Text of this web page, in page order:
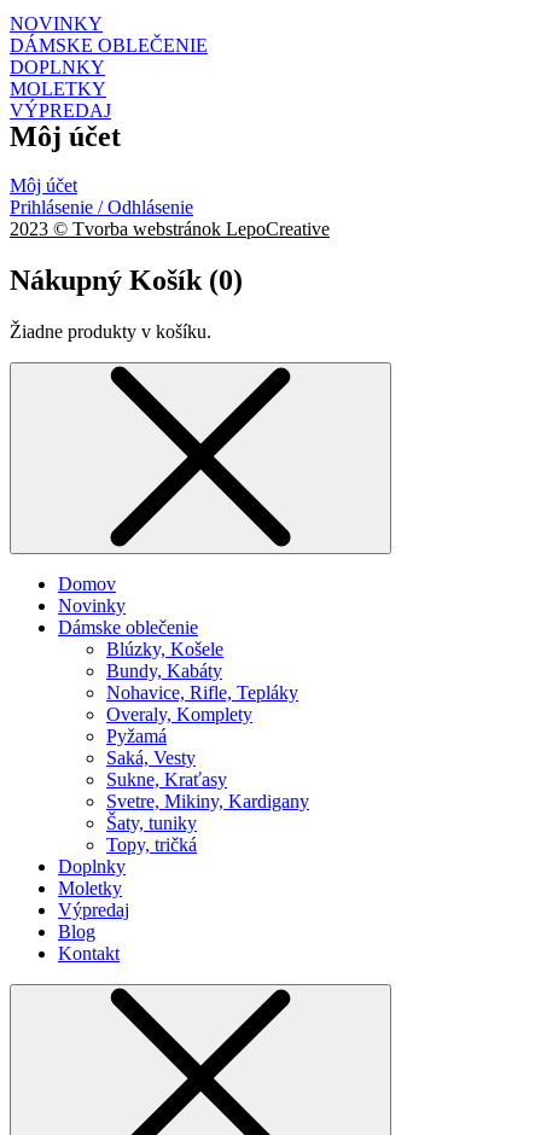
NOVINKY
DÁMSKE OBLEČENIE
DOPLNKY
MOLETKY
VÝPREDAJ
Môj účet
Môj účet
Prihlásenie / Odhlásenie
2023 © Tvorba webstránok LepoCreative
Nákupný Košík (0)
Žiadne produkty v košíku.
Domov
Novinky
Dámske oblečenie
Blúzky, Košele
Bundy, Kabáty
Nohavice, Rifle, Tepláky
Overaly, Komplety
Pyžamá
Saká, Vesty
Sukne, Kraťasy
Svetre, Mikiny, Kardigany
Šaty, tuniky
Topy, tričká
Doplnky
Moletky
Výpredaj
Blog
Kontakt